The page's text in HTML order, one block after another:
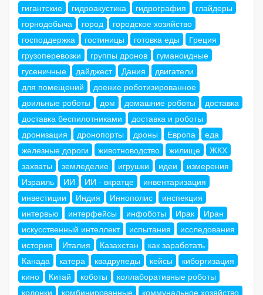
гигантские
гидроакустика гидрография
глайдеры
горнодобыча
город
городское хозяйство
господдержка
гостиницы готовка еды
Греция
грузоперевозки
группы дронов
гуманоидные
гусеничные
дайджест Дания
двигатели
для помещений
доение роботизированное
доильные роботы
дом домашние роботы
доставка
доставка беспилотниками
доставка и роботы
дронизация
дронопорты дроны Европа
еда
железные дороги
животноводство жилище
ЖКХ
захваты
земледелие игрушки идеи
измерения
Израиль
ИИ ИИ - вкратце
инвентаризация
инвестиции
Индия Иннополис
инспекция
интервью
интерфейсы инфоботы Ирак
Иран
искусственный интеллект
испытания
исследования
история
Италия Казахстан
как заработать
Канада
катера квадрупеды кейсы
киборгизация
кино
Китай коботы
коллаборативные роботы
колонки
комбинированные
коммунальное хозяйство